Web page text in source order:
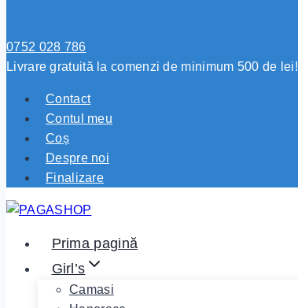
0752 028 786
Livrare gratuită la comenzi de minimum 500 de lei!
Contact
Contul meu
Coș
Despre noi
Finalizare
Prima pagină
Girl’s
Camasi